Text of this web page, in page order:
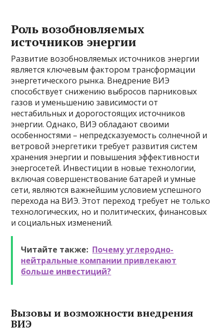
Роль возобновляемых
источников энергии
Развитие возобновляемых источников энергии
является ключевым фактором трансформации
энергетического рынка. Внедрение ВИЭ
способствует снижению выбросов парниковых
газов и уменьшению зависимости от
нестабильных и дорогостоящих источников
энергии. Однако, ВИЭ обладают своими
особенностями – непредсказуемость солнечной и
ветровой энергетики требует развития систем
хранения энергии и повышения эффективности
энергосетей. Инвестиции в новые технологии,
включая совершенствование батарей и умные
сети, являются важнейшим условием успешного
перехода на ВИЭ. Этот переход требует не только
технологических, но и политических, финансовых
и социальных изменений.
Читайте также: Почему углеродно-
нейтральные компании привлекают
больше инвестиций?
Вызовы и возможности внедрения
ВИЭ